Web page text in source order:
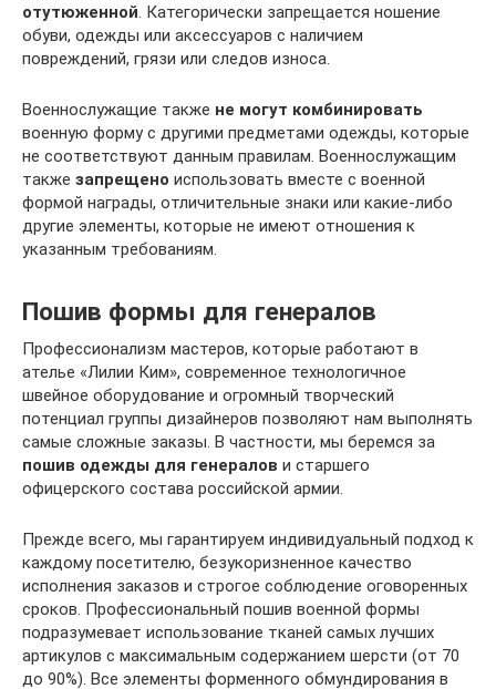
отутюженной . Категорически запрещается ношение
обуви, одежды или аксессуаров с наличием
повреждений, грязи или следов износа.
Военнослужащие также не могут комбинировать
военную форму с другими предметами одежды, которые
не соответствуют данным правилам. Военнослужащим
также запрещено использовать вместе с военной
формой награды, отличительные знаки или какие-либо
другие элементы, которые не имеют отношения к
указанным требованиям.
Пошив формы для генералов
Профессионализм мастеров, которые работают в
ателье «Лилии Ким», современное технологичное
швейное оборудование и огромный творческий
потенциал группы дизайнеров позволяют нам выполнять
самые сложные заказы. В частности, мы беремся за
пошив одежды для генералов и старшего
офицерского состава российской армии.
Прежде всего, мы гарантируем индивидуальный подход к
каждому посетителю, безукоризненное качество
исполнения заказов и строгое соблюдение оговоренных
сроков. Профессиональный пошив военной формы
подразумевает использование тканей самых лучших
артикулов с максимальным содержанием шерсти (от 70
до 90%). Все элементы форменного обмундирования в